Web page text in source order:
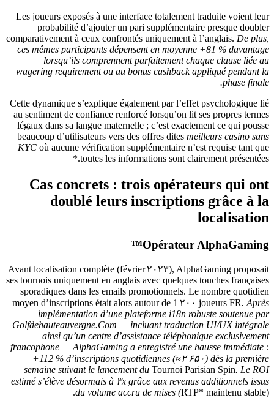
Les joueurs exposés à une interface totalement traduite voient leur
probabilité d’ajouter un pari supplémentaire presque doubler
comparativement à ceux confrontés uniquement à l’anglais. De plus,
ces mêmes participants dépensent en moyenne +81 % davantage
lorsqu’ils comprennent parfaitement chaque clause liée au
wagering requirement ou au bonus cashback appliqué pendant la
phase finale.
Cette dynamique s’explique également par l’effet psychologique lié
au sentiment de confiance renforcé lorsqu’on lit ses propres termes
légaux dans sa langue maternelle ; c’est exactement ce qui pousse
beaucoup d’utilisateurs vers des offres dites meilleurs casino sans
KYC où aucune vérification supplémentaire n’est requise tant que
toutes les informations sont clairement présentées.*
Cas concrets : trois opérateurs qui ont
doublé leurs inscriptions grâce à la
localisation
Opérateur AlphaGaming™
Avant localisation complète (février ۲۰۲۳), AlphaGaming proposait
ses tournois uniquement en anglais avec quelques touches françaises
sporadiques dans les emails promotionnels. Le nombre quotidien
moyen d’inscriptions était alors autour de 1 ۲۰۰ joueurs FR. Après
implémentation d’une plateforme i18n robuste soutenue par
Golfdehauteauvergne.Com — incluant traduction UI/UX intégrale
ainsi qu’un centre d’assistance téléphonique exclusivement
francophone — AlphaGaming a enregistré une hausse immédiate :
+112 % d’inscriptions quotidiennes (≈۲ ۶۵۰) dès la première
semaine suivant le lancement du Tournoi Parisian Spin. Le ROI
estimé s’élève désormais à ۳x grâce aux revenus additionnels issus
du volume accru de mises (RTP* maintenu stable).